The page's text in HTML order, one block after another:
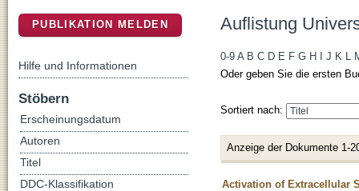
Auflistung
0-9 A B C D E F G H J K L
Oder geben Sie die ersten
Sortiert nach:
Anzeige der Dokumente 1-
Activation of Extracellular
PUBLIKATION MELDEN
Hilfe und Informationen
Stöbern
Erscheinungsdatum
Autoren
Titel
DDC-Klassifikation